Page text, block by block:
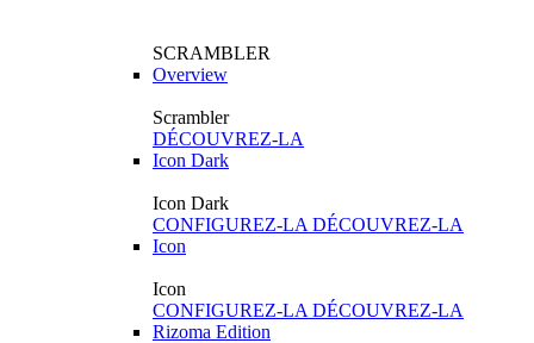
SCRAMBLER
Overview
Scrambler
DÉCOUVREZ-LA
Icon Dark
Icon Dark
CONFIGUREZ-LA DÉCOUVREZ-LA
Icon
Icon
CONFIGUREZ-LA DÉCOUVREZ-LA
Rizoma Edition